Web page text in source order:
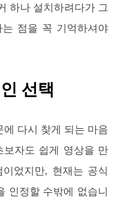
하나 설치하려다가 그
점을 꼭 기억하셔야
선택
다시 찾게 되는 마음
보자도 쉽게 영상을 만
었지만, 현재는 공식
인정할 수밖에 없습니